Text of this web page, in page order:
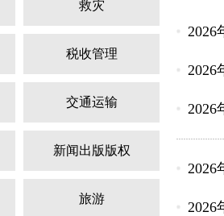
救灾
税收管理
交通运输
新闻出版版权
旅游
2026
2026
2026
2026
2026